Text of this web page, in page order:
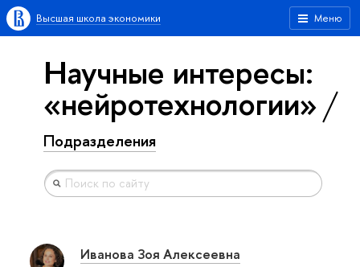
Меню
Высшая школа экономики
Научные интересы:
«нейротехнологии»
Подразделения
Иванова Зоя Алексеевна